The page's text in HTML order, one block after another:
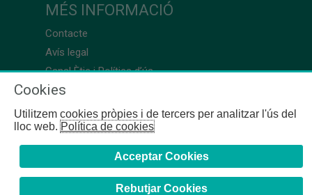
MÉS INFORMACIÓ
Contacte
Avís legal
Canal Ètic i Política d’ús
Cookies
Utilitzem cookies pròpies i de tercers per analitzar l'ús del
lloc web.Política de cookies
Acceptar Cookies
Rebutjar Cookies